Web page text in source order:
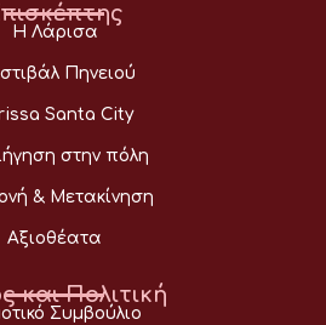
Η Λάρισα
Πηνειού
Santa City
στην πόλη
& Μετακίνηση
Αξιοθέατα
και Πολιτική
Συμβούλιο